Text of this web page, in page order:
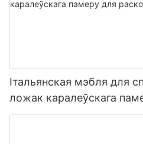
Італьянская мэбля для
ложак каралеўскага
віл